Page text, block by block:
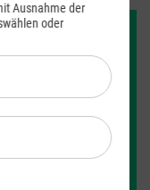
Ausnahme der
oder